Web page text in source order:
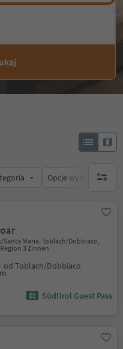
Opcje wyżywieniabrak
Maria, Toblach/Dobbiaco,
3 Zinnen
od Toblach/Dobbiaco
Südtirol Guest Pass